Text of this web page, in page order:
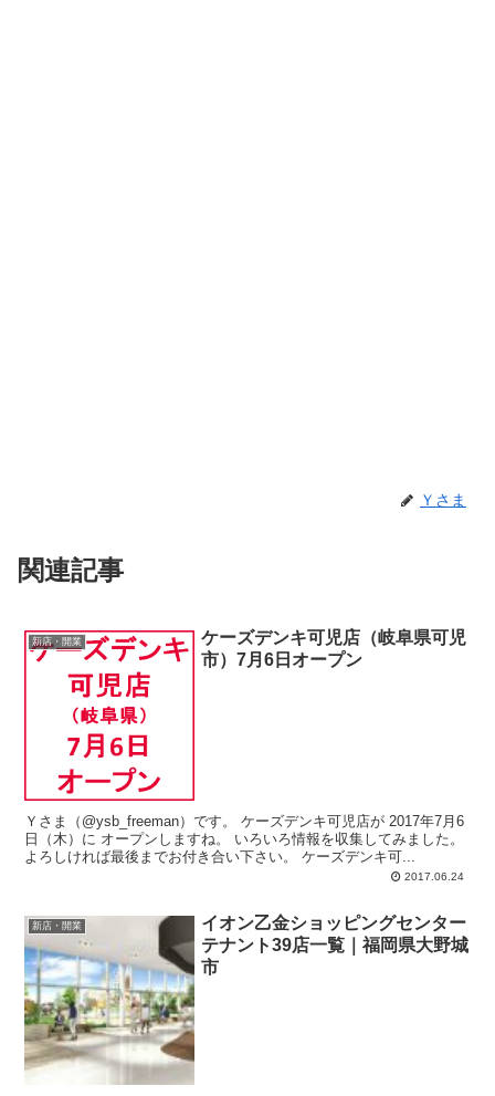
Ｙさま
関連記事
新店・開業
ケーズデンキ可児店（岐阜県可児
市）7月6日オープン
Ｙさま（@ysb_freeman）です。 ケーズデンキ可児店が 2017年7月6
日（木）に オープンしますね。 いろいろ情報を収集してみました。
よろしければ最後までお付き合い下さい。 ケーズデンキ可...
2017.06.24
新店・開業
イオン乙金ショッピングセンター
テナント39店一覧｜福岡県大野城
市